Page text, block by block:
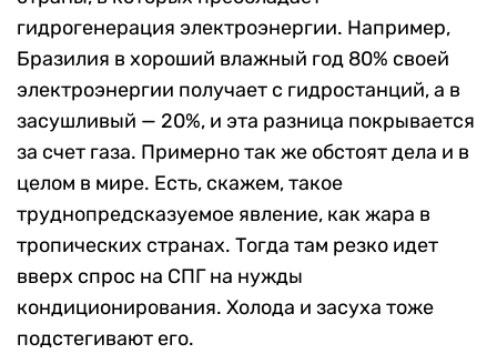
гидрогенерация электроэнергии. Например,
Бразилия в хороший влажный год 80% своей
электроэнергии получает с гидростанций, а в
засушливый — 20%, и эта разница покрывается
за счет газа. Примерно так же обстоят дела и в
целом в мире. Есть, скажем, такое
труднопредсказуемое явление, как жара в
тропических странах. Тогда там резко идет
вверх спрос на СПГ на нужды
кондиционирования. Холода и засуха тоже
подстегивают его.